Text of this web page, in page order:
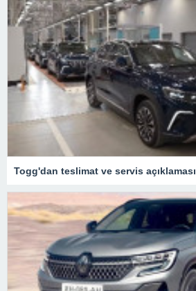
Togg'dan teslimat ve servis açıklaması